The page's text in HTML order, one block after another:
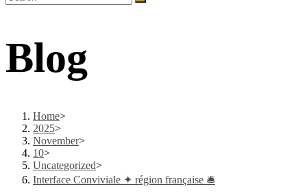
Blog
Home>
2025>
November>
10>
Uncategorized>
Interface Conviviale ✦ région française 🛎️